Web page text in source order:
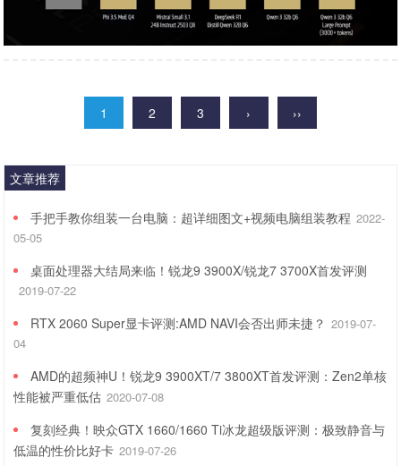
1 2 3 › ››
文章推荐
手把手教你组装一台电脑：超详细图文+视频电脑组装教程 2022-
05-05
桌面处理器大结局来临！锐龙9 3900X/锐龙7 3700X首发评测
2019-07-22
RTX 2060 Super显卡评测:AMD NAVI会否出师未捷？ 2019-07-
04
AMD的超频神U！锐龙9 3900XT/7 3800XT首发评测：Zen2单核
性能被严重低估 2020-07-08
复刻经典！映众GTX 1660/1660 Ti冰龙超级版评测：极致静音与
低温的性价比好卡 2019-07-26